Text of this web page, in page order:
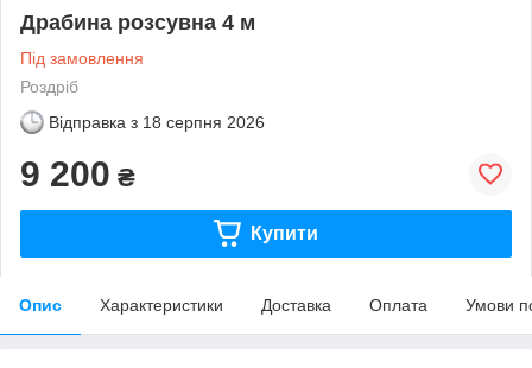
Драбина розсувна 4 м
Під замовлення
Роздріб
Відправка з 18 серпня 2026
9 200 ₴
Купити
Опис Характеристики Доставка Оплата Умови